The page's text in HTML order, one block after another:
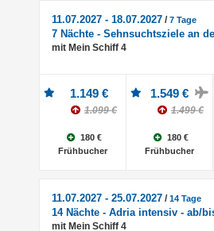
11.07.2027 - 18.07.2027 /7 Tage
7 Nächte - Sehnsuchtsziele an
mit Mein Schiff 4
1.149 €
1.099 €
180 €
Frühbucher
1.549 €
1.499 €
180 €
Frühbucher
11.07.2027 - 25.07.2027 /14 Tage
14 Nächte - Adria intensiv - ab/
mit Mein Schiff 4